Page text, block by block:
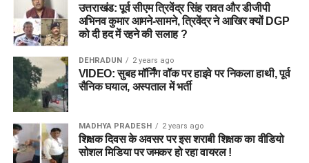
उत्तराखंड: पूर्व सीएम त्रिवेंद्र सिंह रावत और डीजीपी
अभिनव कुमार आमने-सामने, त्रिवेंद्र ने आखिर क्यों DGP
को दी हद में रहने की सलाह ?
DEHRADUN 2 years ago
VIDEO: सुबह मॉर्निंग वॉक पर हाइवे पर निकला हाथी, पूर्व
सैनिक घयाल, अस्पताल में भर्ती
MADHYA PRADESH 2 years ago
शिक्षक दिवस के अवसर पर इस शराबी शिक्षक का वीडियो
सोशल मिडिया पर जमकर हो रहा वायरल !